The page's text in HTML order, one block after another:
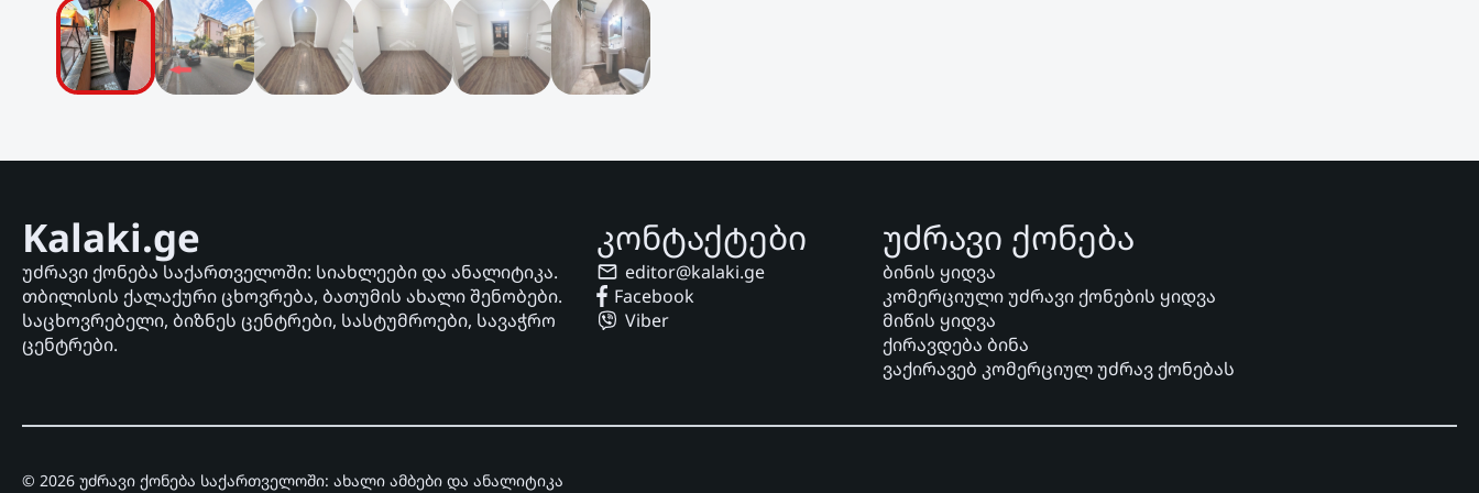
Kalaki.ge
უძრავი ქონება საქართველოში: სიახლეები და ანალიტიკა.
თბილისის ქალაქური ცხოვრება, ბათუმის ახალი შენობები.
საცხოვრებელი, ბიზნეს ცენტრები, სასტუმროები, სავაჭრო
ცენტრები.
კონტაქტები
editor@kalaki.ge
Facebook
Viber
უძრავი ქონება
ბინის ყიდვა
კომერციული უძრავი ქონების ყიდვა
მიწის ყიდვა
ქირავდება ბინა
ვაქირავებ კომერციულ უძრავ ქონებას
© 2026 უძრავი ქონება საქართველოში: ახალი ამბები და ანალიტიკა